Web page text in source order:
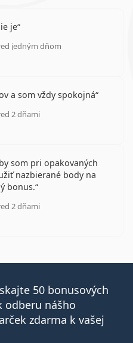
je
jedným dňom
5 z 5
a som vždy spokojná
2 dňami
5 z 5
som pri opakovaných
nazbierané body na
bonus.
2 dňami
5 z 5
50 bonusových
odberu nášho
zdarma k vašej